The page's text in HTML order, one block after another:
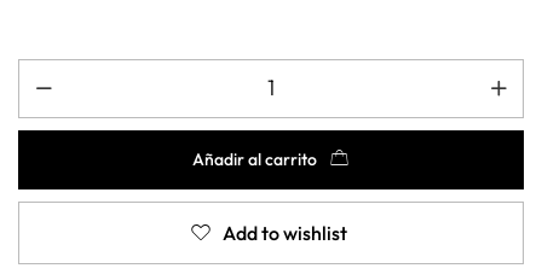
Añadir al carrito
Add to wishlist